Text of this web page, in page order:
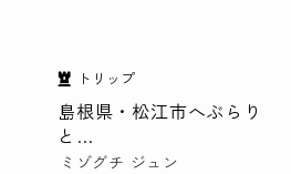
トリップ
島根県・松江市へぶらり
と…
ミゾグチ ジュン